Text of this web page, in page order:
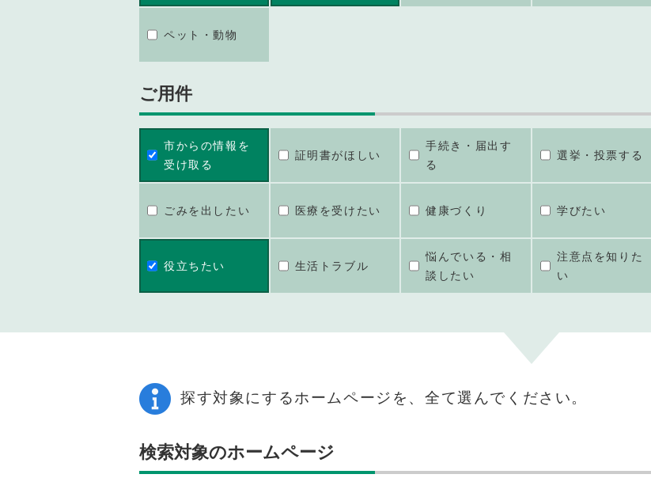
ペット・動物
ご用件
市からの情報を
受け取る
証明書がほしい
手続き・届出す
る
選挙・投票する
ごみを出したい 医療を受けたい 健康づくり 学びたい
役立ちたい 生活トラブル
悩んでいる・相
談したい
注意点を知りた
い
探す対象にするホームページを、全て選んでください。
検索対象のホームページ